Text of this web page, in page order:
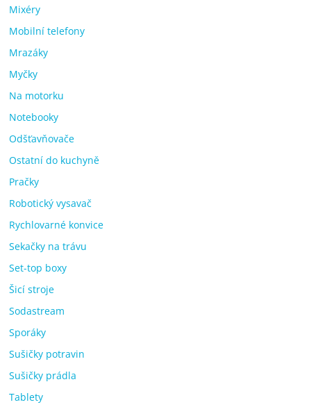
Mixéry
Mobilní telefony
Mrazáky
Myčky
Na motorku
Notebooky
Odšťavňovače
Ostatní do kuchyně
Pračky
Robotický vysavač
Rychlovarné konvice
Sekačky na trávu
Set-top boxy
Šicí stroje
Sodastream
Sporáky
Sušičky potravin
Sušičky prádla
Tablety